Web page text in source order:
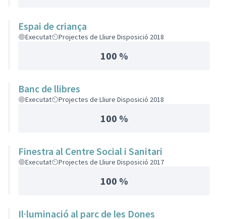
Espai de criança
Executat Projectes de Lliure Disposició 2018
100 %
Banc de llibres
Executat Projectes de Lliure Disposició 2018
100 %
Finestra al Centre Social i Sanitari
Executat Projectes de Lliure Disposició 2017
100 %
Il·luminació al parc de les Dones